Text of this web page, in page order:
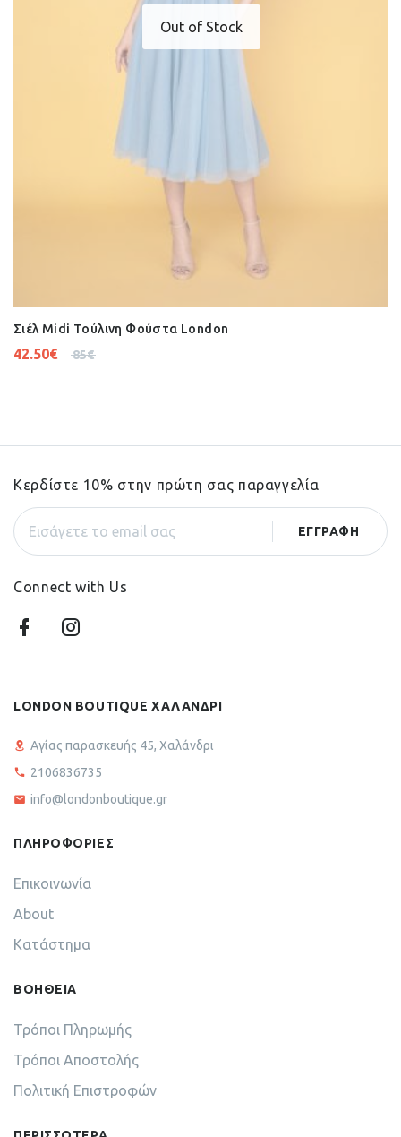
Out of Stock
Σιέλ Midi Τούλινη Φούστα London
85€
42.50€
Κερδίστε 10% στην πρώτη σας παραγγελία
Connect with Us
LONDON BOUTIQUE ΧΑΛΑΝΔΡΙ
Αγίας παρασκευής 45, Χαλάνδρι
2106836735
info@londonboutique.gr
ΠΛΗΡΟΦΟΡΙΕΣ
Επικοινωνία
About
Κατάστημα
ΒΟΗΘΕΙΑ
Τρόποι Πληρωμής
Τρόποι Αποστολής
Πολιτική Επιστροφών